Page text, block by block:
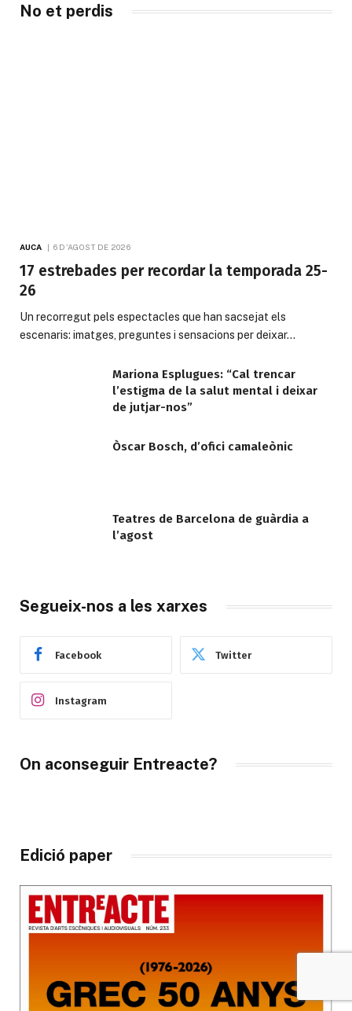
No et perdis
AUCA 6 D'AGOST DE 2026
17 estrebades per recordar la temporada 25-
26
Un recorregut pels espectacles que han sacsejat els
escenaris: imatges, preguntes i sensacions per deixar…
Mariona Esplugues: “Cal trencar
l’estigma de la salut mental i deixar
de jutjar-nos”
Òscar Bosch, d’ofici camaleònic
Teatres de Barcelona de guàrdia a
l’agost
Segueix-nos a les xarxes
Facebook Twitter
Instagram
On aconseguir Entreacte?
Edició paper